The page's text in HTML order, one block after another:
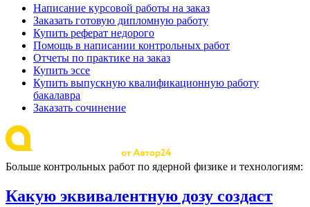
Написание курсовой работы на заказ
Заказать готовую дипломную работу
Купить реферат недорого
Помощь в написании контрольных работ
Отчеты по практике на заказ
Купить эссе
Купить выпускную квалификационную работу
бакалавра
Заказать сочинение
Больше контрольных работ по ядерной физике и технологиям:
Какую эквивалентную дозу создаст